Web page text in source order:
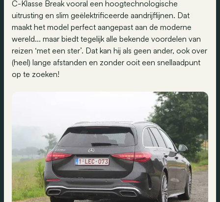
C-Klasse Break vooral een hoogtechnologische
uitrusting en slim geëlektrificeerde aandrijflijnen. Dat
maakt het model perfect aangepast aan de moderne
wereld... maar biedt tegelijk alle bekende voordelen van
reizen ‘met een ster’. Dat kan hij als geen ander, ook over
(heel) lange afstanden en zonder ooit een snellaadpunt
op te zoeken!